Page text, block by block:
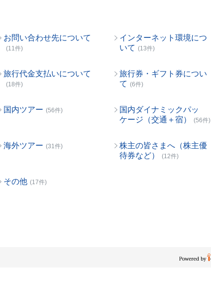
お問い合わせ先について
(11件)
インターネット環境につ
いて (13件)
旅行代金支払いについて
(18件)
旅行券・ギフト券につい
て (6件)
国内ツアー (56件)
国内ダイナミックパッ
ケージ（交通＋宿）
(56件)
海外ツアー (31件)
株主の皆さまへ（株主優
待券など）
(12件)
その他 (17件)